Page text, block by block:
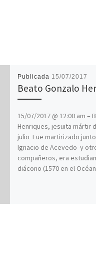
Publicada 15/07/2017
Beato Gonzalo
15/07/2017 @ 12:00 am –
Henriques, jesuita mártir
julio Fue martirizado
Ignacio de Acevedo y
compañeros, era
diácono (1570 en el